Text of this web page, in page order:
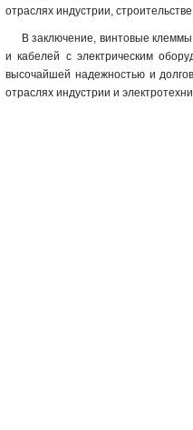
отраслях индустрии,
В заключение, винтовые
и кабелей с электрическим
высочайшей надежностью и
отраслях индустрии и